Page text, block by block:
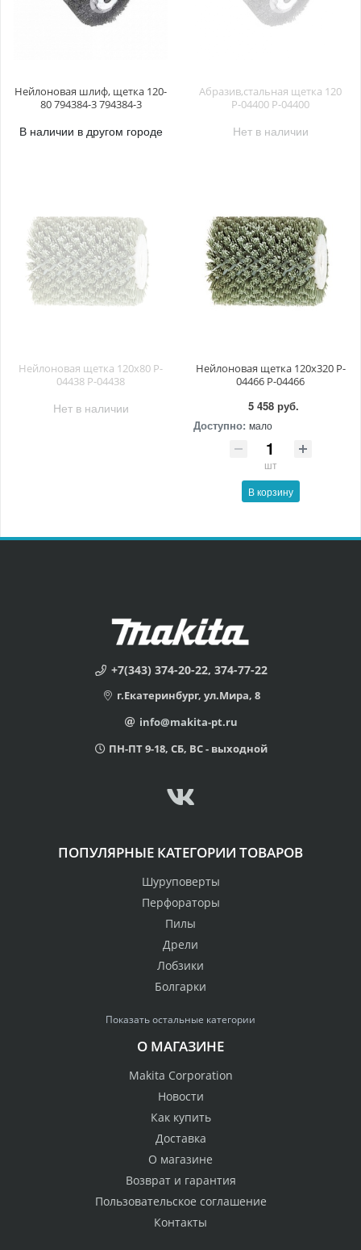
Нейлоновая шлиф, щетка 120-
80 794384-3 794384-3
В наличии в другом городе
Абразив,стальная щетка 120
P-04400 P-04400
Нет в наличии
Нейлоновая щетка 120х80 P-
04438 P-04438
Нет в наличии
Нейлоновая щетка 120x320 P-
04466 P-04466
5 458 руб.
Доступно: мало
шт
В корзину
+7(343) 374-20-22, 374-77-22
г.Екатеринбург, ул.Мира, 8
info@makita-pt.ru
ПН-ПТ 9-18, СБ, ВС - выходной
ПОПУЛЯРНЫЕ КАТЕГОРИИ ТОВАРОВ
Шуруповерты
Перфораторы
Пилы
Дрели
Лобзики
Болгарки
Показать остальные категории
О МАГАЗИНЕ
Makita Corporation
Новости
Как купить
Доставка
О магазине
Возврат и гарантия
Пользовательское соглашение
Контакты